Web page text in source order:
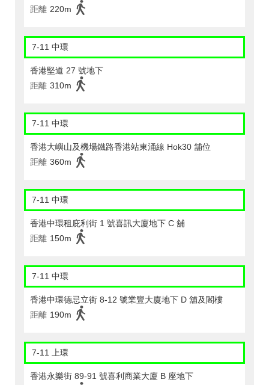
距離 220m
7-11 中環
香港堅道 27 號地下
距離 310m
7-11 中環
香港大嶼山及機場鐵路香港站東涌線 Hok30 舖位
距離 360m
7-11 中環
香港中環租庇利街 1 號喜訊大廈地下 C 舖
距離 150m
7-11 中環
香港中環德忌立街 8-12 號業豐大廈地下 D 舖及閣樓
距離 190m
7-11 上環
香港永樂街 89-91 號喜利商業大廈 B 座地下